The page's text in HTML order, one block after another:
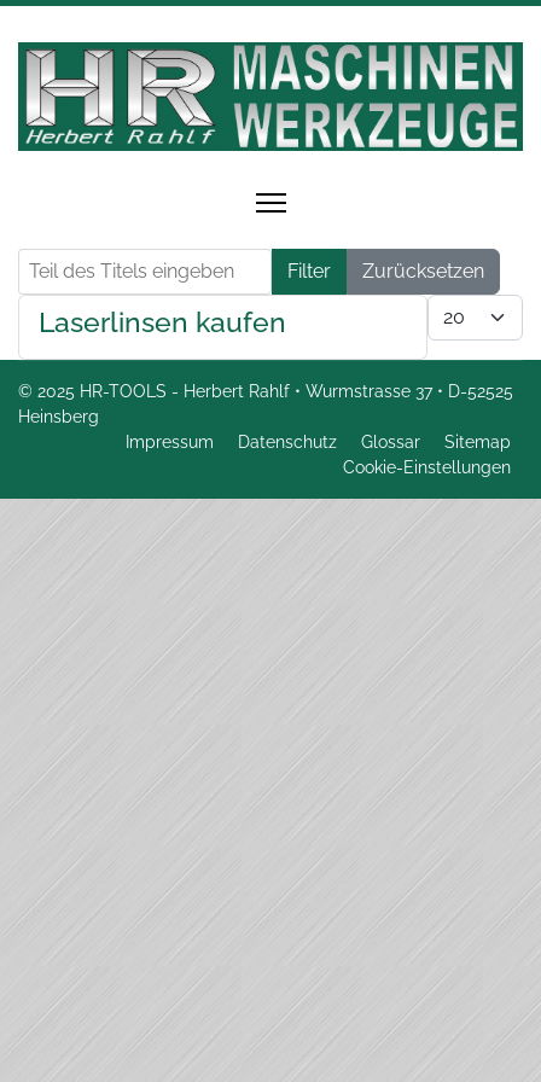
Teil des Titels eingeben Filter
Zurücksetzen
Anzeige #
Laserlinsen kaufen
© 2025 HR-TOOLS - Herbert Rahlf • Wurmstrasse 37 • D-52525
Heinsberg
Impressum
Datenschutz Glossar
Sitemap
Cookie-Einstellungen